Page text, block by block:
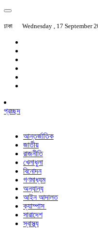
ঢাকা Wednesday , 17 September
প্রচ্ছদ
আন্তর্জাতিক
জাতীয়
রাজনীতি
খেলাধুলা
বিনোদন
গণমাধ্যম
অন্যান্য
আইন আদালত
ক্যাম্পাস
সারাদেশ
স্বাস্থ্য